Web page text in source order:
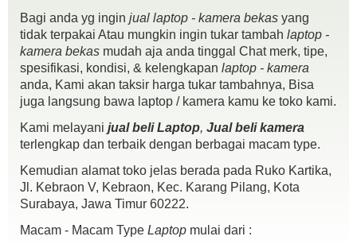
Spesifikasi :
Resolusi Foto Hingga : 50-megapixel
Resolusi Video Hingga : 4K 30 fps
Konektivitas : Bluetooth + WiFi
Display LCD Touchscreen
YI 42.5mm F1.8 Lens
fisik mulus 98% Like New
Bagi anda yg ingin jual laptop - kamera bekas yang
tidak terpakai Atau mungkin ingin tukar tambah laptop -
kamera bekas mudah aja anda tinggal Chat merk, tipe,
spesifikasi, kondisi, & kelengkapan laptop - kamera
anda, Kami akan taksir harga tukar tambahnya, Bisa
juga langsung bawa laptop / kamera kamu ke toko kami.
Kami melayani jual beli Laptop, Jual beli kamera
terlengkap dan terbaik dengan berbagai macam type.
Kemudian alamat toko jelas berada pada Ruko Kartika,
Jl. Kebraon V, Kebraon, Kec. Karang Pilang, Kota
Surabaya, Jawa Timur 60222.
Macam - Macam Type Laptop mulai dari :